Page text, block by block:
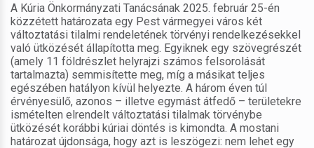
A Kúria Önkormányzati Tanácsának 2025. február 25-én
közzétett határozata egy Pest vármegyei város két
változtatási tilalmi rendeletének törvényi rendelkezésekkel
való ütközését állapította meg. Egyiknek egy szövegrészét
(amely 11 földrészlet helyrajzi számos felsorolását
tartalmazta) semmisítette meg, míg a másikat teljes
egészében hatályon kívül helyezte. A három éven túl
érvényesülő, azonos – illetve egymást átfedő – területekre
ismételten elrendelt változtatási tilalmak törvénybe
ütközését korábbi kúriai döntés is kimondta. A mostani
határozat újdonsága, hogy azt is leszögezi: nem lehet egy